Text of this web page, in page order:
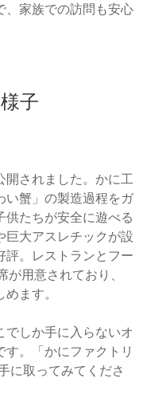
、家族での訪問も安心
子
開されました。かに工
い蟹」の製造過程をガ
供たちが安全に遊べる
巨大アスレチックが設
評。レストランとフー
が用意されており、
ます。
しか手に入らないオ
。「かにファクトリ
に取ってみてくださ